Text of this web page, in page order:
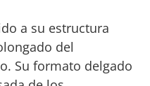
a su estructura
del
Su formato delgado